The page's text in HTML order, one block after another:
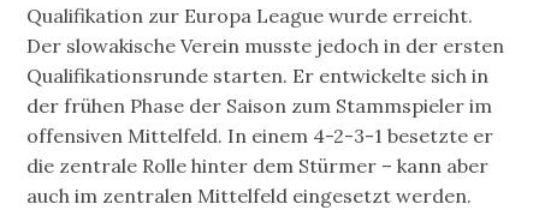
Qualifikation zur Europa League wurde erreicht.
Der slowakische Verein musste jedoch in der ersten
Qualifikationsrunde starten. Er entwickelte sich in
der frühen Phase der Saison zum Stammspieler im
offensiven Mittelfeld. In einem 4-2-3-1 besetzte er
die zentrale Rolle hinter dem Stürmer – kann aber
auch im zentralen Mittelfeld eingesetzt werden.